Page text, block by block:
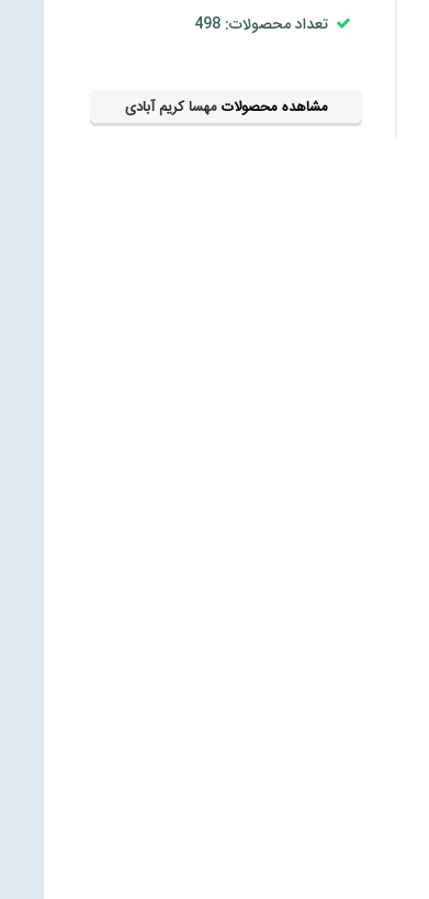
تعداد محصولات: 498
مشاهده محصولاتمهسا کریم آبادی